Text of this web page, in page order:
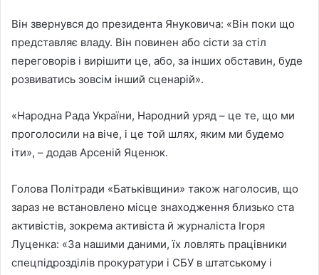
Він звернувся до президента Януковича: «Він поки що
представляє владу. Він повинен або сісти за стіл
переговорів і вирішити це, або, за інших обставин, буде
розвиватись зовсім інший сценарій».
«Народна Рада України, Народний уряд – це те, що ми
проголосили на віче, і це той шлях, яким ми будемо
іти», – додав Арсеній Яценюк.
Голова Політради «Батьківщини» також наголосив, що
зараз не встановлено місце знаходження близько ста
активістів, зокрема активіста й журналіста Ігоря
Луценка: «За нашими даними, їх ловлять працівники
спецпідрозділів прокуратури і СБУ в штатському і